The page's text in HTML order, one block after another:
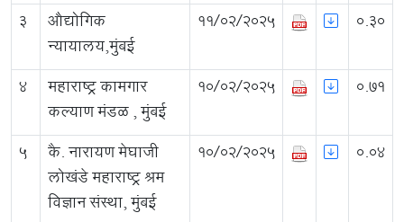
3
औद्योगिक
न्यायालय,मुंबई
11/02/2025 0.30
4
महाराष्ट्र कामगार
कल्याण मंडळ , मुंबई
10/02/2025 0.71
5
कै. नारायण मेघाजी
लोखंडे महाराष्ट्र श्रम
विज्ञान संस्था, मुंबई
10/02/2025 0.04